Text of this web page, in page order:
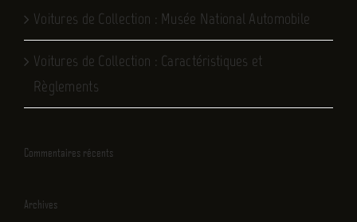
Voitures de Collection : Musée National Automobile
Voitures de Collection : Caractéristiques et
Règlements
Commentaires récents
Archives